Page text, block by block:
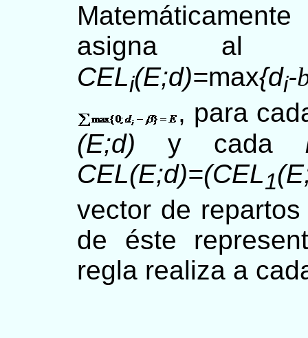
asigna al
CELi(E;d)=max{di-
, para
(E;d) y cada
CEL(E;d)=(CEL1
vector de
de éste
regla realiza a